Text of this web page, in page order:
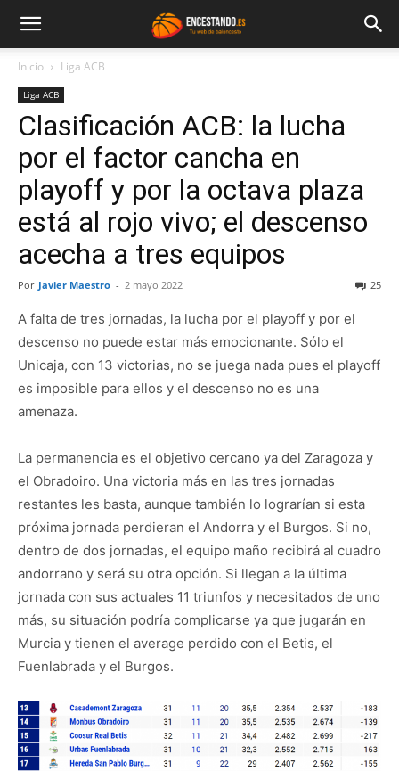
Inicio Liga ACB
Liga ACB
Clasificación ACB: la lucha
por el factor cancha en
playoff y por la octava plaza
está al rojo vivo; el descenso
acecha a tres equipos
Por Javier Maestro - 2 mayo 2022 25
A falta de tres jornadas, la lucha por el playoff y por el
descenso no puede estar más emocionante. Sólo el
Unicaja, con 13 victorias, no se juega nada pues el playoff
es imposible para ellos y el descenso no es una
amenaza.
La permanencia es el objetivo cercano ya del Zaragoza y
el Obradoiro. Una victoria más en las tres jornadas
restantes les basta, aunque también lo lograrían si esta
próxima jornada perdieran el Andorra y el Burgos. Si no,
dentro de dos jornadas, el equipo maño recibirá al cuadro
andorrano y será su otra opción. Si llegan a la última
jornada con sus actuales 11 triunfos y necesitados de uno
más, su situación podría complicarse ya que jugarán en
Murcia y tienen el average perdido con el Betis, el
Fuenlabrada y el Burgos.